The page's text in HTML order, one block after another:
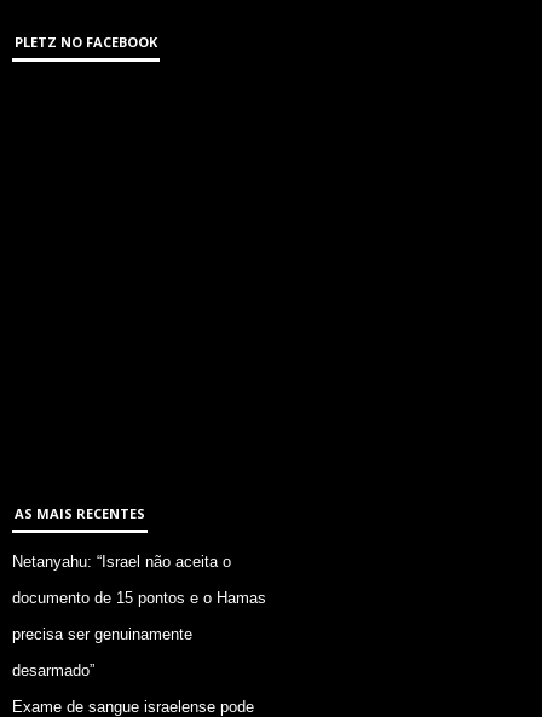
PLETZ NO FACEBOOK
AS MAIS RECENTES
Netanyahu: “Israel não aceita o
documento de 15 pontos e o Hamas
precisa ser genuinamente
desarmado”
Exame de sangue israelense pode